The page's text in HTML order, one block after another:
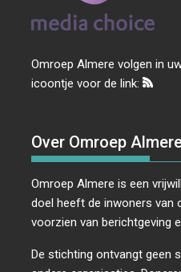
Omroep Almere volgen in
icoontje voor de link:
Over Omroep
Omroep Almere is een
doel heeft de inwoners van
voorzien van berichtgeving
De stichting ontvangt geen